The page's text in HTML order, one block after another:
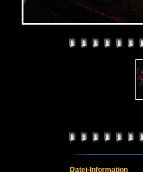
Datei-Information